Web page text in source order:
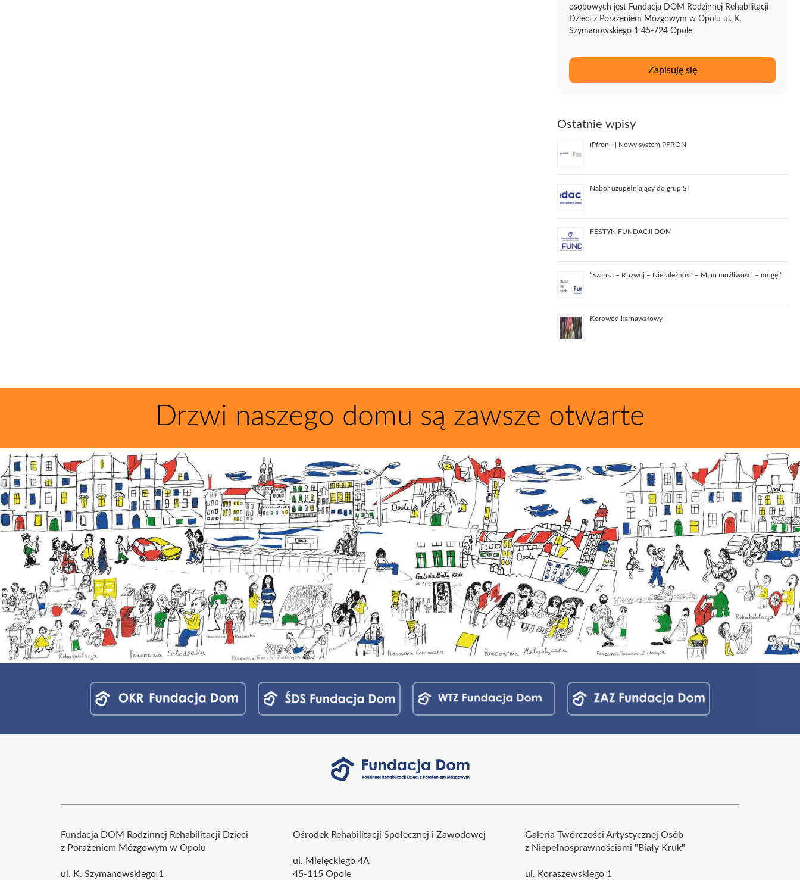
osobowych jest Fundacja DOM Rodzinnej Rehabilitacji
Dzieci z Porażeniem Mózgowym w Opolu ul. K.
Szymanowskiego 1 45-724 Opole
Ostatnie wpisy
iPfron+ | Nowy system PFRON
Nabór uzupełniający do grup SI
FESTYN FUNDACJI DOM
“Szansa – Rozwój – Niezależność – Mam możliwości – mogę!”
Korowód karnawałowy
Drzwi naszego domu są zawsze otwarte
Fundacja DOM Rodzinnej Rehabilitacji Dzieci
z Porażeniem Mózgowym w Opolu
ul. K. Szymanowskiego 1
Ośrodek Rehabilitacji Społecznej i Zawodowej
ul. Mielęckiego 4A
45-115 Opole
Galeria Twórczości Artystycznej Osób
z Niepełnosprawnościami "Biały Kruk"
ul. Koraszewskiego 1